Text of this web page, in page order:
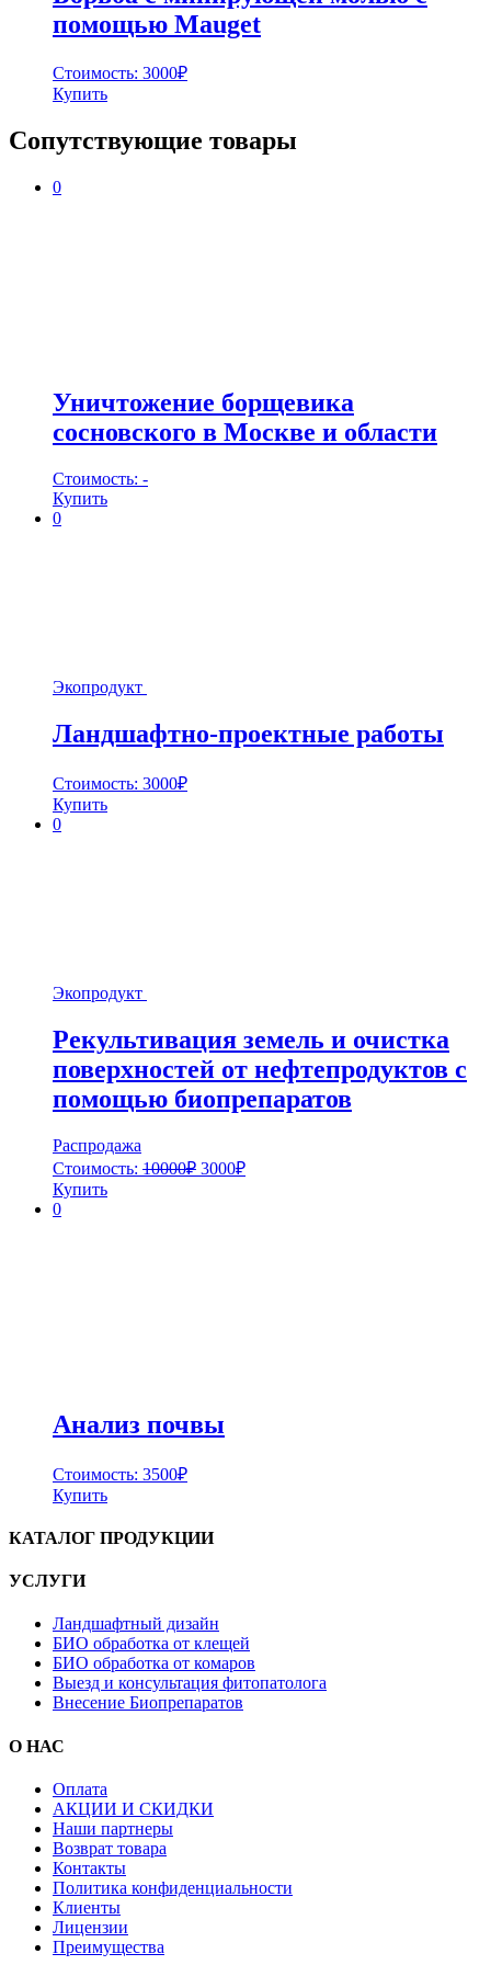
помощью Mauget
Стоимость: 3000₽
Купить
Сопутствующие товары
0
Уничтожение борщевика
сосновского в Москве и области
Стоимость: -
Купить
0
Экопродукт
Ландшафтно-проектные работы
Стоимость: 3000₽
Купить
0
Экопродукт
Рекультивация земель и очистка
поверхностей от нефтепродуктов с
помощью биопрепаратов
Распродажа
Стоимость: 10000₽ 3000₽
Купить
0
Анализ почвы
Стоимость: 3500₽
Купить
КАТАЛОГ ПРОДУКЦИИ
УСЛУГИ
Ландшафтный дизайн
БИО обработка от клещей
БИО обработка от комаров
Выезд и консультация фитопатолога
Внесение Биопрепаратов
О НАС
Оплата
АКЦИИ И СКИДКИ
Наши партнеры
Возврат товара
Контакты
Политика конфиденциальности
Клиенты
Лицензии
Преимущества